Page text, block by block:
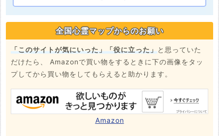
全国心霊マップからのお願い
「このサイトが気にいった」「役に立った」と思っていた
だけたら、 Amazonで買い物をするときに下の画像をタッ
プしてから買い物をしてもらえると助かります。
Amazon